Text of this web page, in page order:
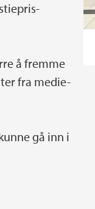
å fremme
fra medie-
gå inn i